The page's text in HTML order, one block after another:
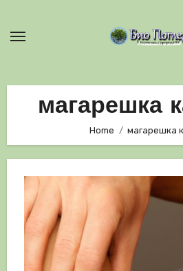
магарешка
Home магарешка